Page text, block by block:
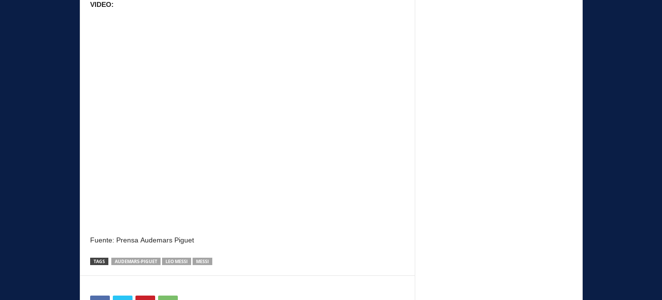
VIDEO:
Fuente: Prensa Audemars Piguet
TAGS AUDEMARS-PIGUET LEO MESSI MESSI